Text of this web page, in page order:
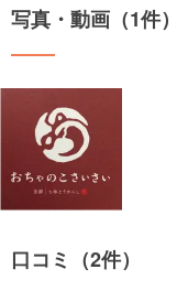
写真・動画（1件）
口コミ（2件）